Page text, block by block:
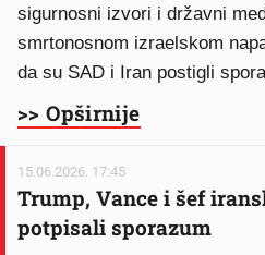
sigurnosni izvori i državni
smrtonosnom izraelskom
da su SAD i Iran postigli
>> Opširnije
15.06.2026. 17:45
Trump, Vance i šef
potpisali sporazum